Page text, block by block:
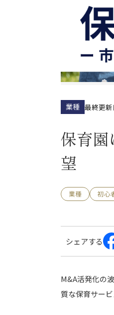
業種 最終更新
保育
望
業種 初心
シェアする
M&A活発化の
質な保育サー